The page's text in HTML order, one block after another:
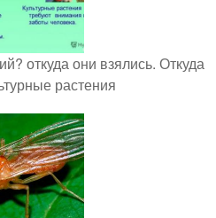
откуда они взялись. Откуда
растения